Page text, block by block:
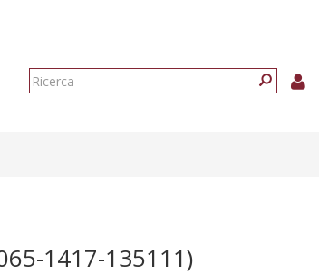
Form
1417-135111)